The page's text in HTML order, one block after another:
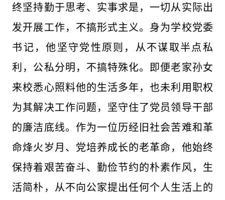
终坚持勤于思考、实事求是，一切从实际出
发开展工作，不搞形式主义。身为学校党委
书记，他坚守党性原则，从不谋取半点私
利，公私分明，不搞特殊化。即便老家孙女
来校悉心照料他的生活多年，也未利用职权
为其解决工作问题，坚守住了党员领导干部
的廉洁底线。作为一位历经旧社会苦难和革
命烽火岁月、党培养成长的老革命，他始终
保持着艰苦奋斗、勤俭节约的朴素作风，生
活简朴，从不向公家提出任何个人生活上的